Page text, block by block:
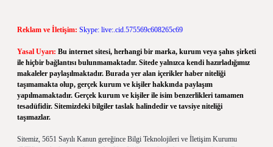
Reklam ve İletişim: Skype: live:.cid.575569c608265c69
Yasal Uyarı: Bu internet sitesi, herhangi bir marka, kurum veya şahıs şirketi
ile hiçbir bağlantısı bulunmamaktadır. Sitede yalnızca kendi hazırladığımız
makaleler paylaşılmaktadır. Burada yer alan içerikler haber niteliği
taşımamakta olup, gerçek kurum ve kişiler hakkında paylaşım
yapılmamaktadır. Gerçek kurum ve kişiler ile isim benzerlikleri tamamen
tesadüfidir. Sitemizdeki bilgiler taslak halindedir ve tavsiye niteliği
taşımazlar.
Sitemiz, 5651 Sayılı Kanun gereğince Bilgi Teknolojileri ve İletişim Kurumu